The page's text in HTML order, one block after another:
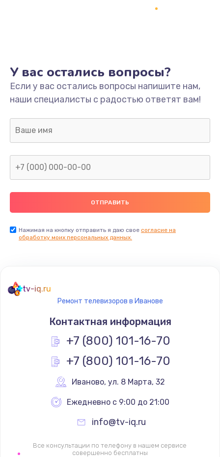
Не включается
1400 руб.
Заказать
Нет звука
800 руб.
Не видит флешку
400 руб.
Заказать
900 руб.
Заказать
900 руб.
Заказать
Не работает
1400 руб.
У вас остались вопросы?
Если у вас остались вопросы напишите нам,
наши специалисты с радостью ответят вам!
Нажимая на кнопку отправить я даю свое согласие на
обработку моих персональных данных.
tv-iq.ru
Ремонт телевизоров в Иванове
Контактная информация
+7 (800) 101-16-70
+7 (800) 101-16-70
Иваново, ул. 8 Марта, 32
Ежедневно с 9:00 до 21:00
info@tv-iq.ru
Все консультации по телефону в нашем сервисе
совершенно бесплатны